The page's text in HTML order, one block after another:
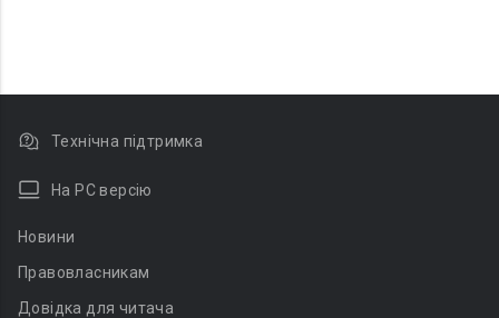
Технічна підтримка
На PC версію
Новини
Правовласникам
Довідка для читача